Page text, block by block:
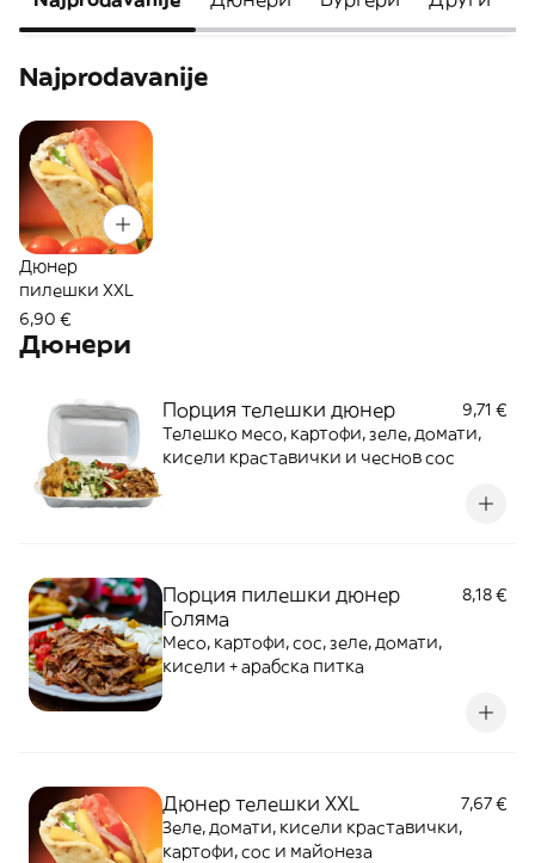
Najprodavanije
Дюнер
пилешки XXL
6,90 €
Дюнери
Порция телешки дюнер
9,71 €
Телешко месо, картофи, зеле, домати,
кисели краставички и чеснов сос
Порция пилешки дюнер
Голяма
8,18 €
Месо, картофи, сос, зеле, домати,
кисели + арабска питка
Дюнер телешки XXL
7,67 €
Зеле, домати, кисели краставички,
картофи, сос и майонеза